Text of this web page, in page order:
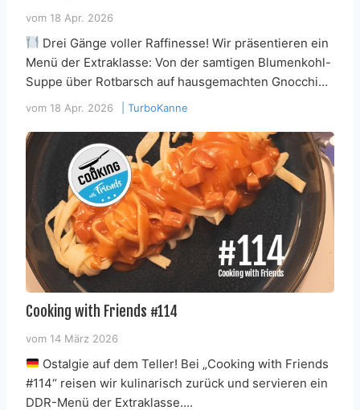
vom 18 Apr. 2026
Drei Gänge voller Raffinesse! Wir präsentieren ein
Menü der Extraklasse: Von der samtigen Blumenkohl-
Suppe über Rotbarsch auf hausgemachten Gnocchi…
vom 18 Apr. 2026 TurboKanne
Cooking with Friends #114
vom 14 März 2026
Ostalgie auf dem Teller! Bei „Cooking with Friends
#114“ reisen wir kulinarisch zurück und servieren ein
DDR-Menü der Extraklasse….